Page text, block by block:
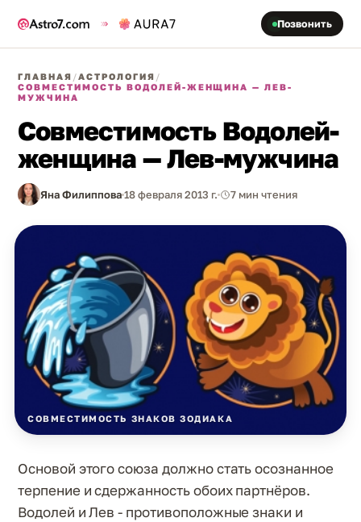
Позвонить
ГЛАВНАЯ /АСТРОЛОГИЯ /
СОВМЕСТИМОСТЬ ВОДОЛЕЙ-ЖЕНЩИНА — ЛЕВ-
МУЖЧИНА
Совместимость Водолей-
женщина — Лев-мужчина
Яна Филиппова18 февраля 2013 г. 7 мин чтения
СОВМЕСТИМОСТЬ ЗНАКОВ ЗОДИАКА
Основой этого союза должно стать осознанное
терпение и сдержанность обоих партнёров.
Водолей и Лев - противоположные знаки и